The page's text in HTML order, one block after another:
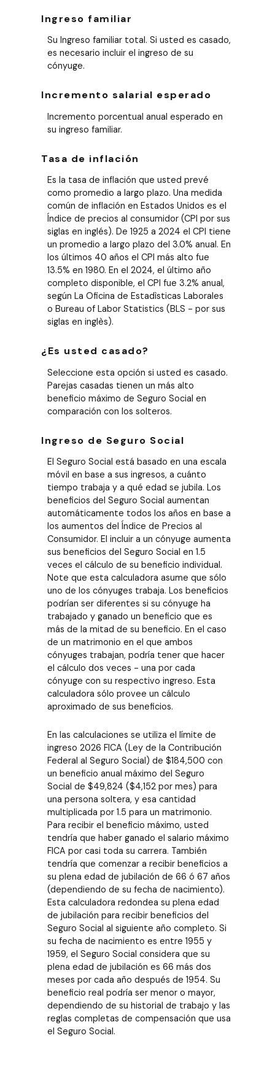
Ingreso familiar
Su Ingreso familiar total. Si usted es casado,
es necesario incluir el ingreso de su
cónyuge.
Incremento salarial esperado
Incremento porcentual anual esperado en
su ingreso familiar.
Tasa de inflación
Es la tasa de inflación que usted prevé
como promedio a largo plazo. Una medida
común de inflación en Estados Unidos es el
Índice de precios al consumidor (CPI por sus
siglas en inglés). De 1925 a 2024 el CPI tiene
un promedio a largo plazo del 3.0% anual. En
los últimos 40 años el CPI más alto fue
13.5% en 1980. En el 2024, el último año
completo disponible, el CPI fue 3.2% anual,
según La Oficina de Estadìsticas Laborales
o Bureau of Labor Statistics (BLS - por sus
siglas en inglès).
¿Es usted casado?
Seleccione esta opción si usted es casado.
Parejas casadas tienen un más alto
beneficio máximo de Seguro Social en
comparación con los solteros.
Ingreso de Seguro Social
El Seguro Social está basado en una escala
móvil en base a sus ingresos, a cuánto
tiempo trabaja y a qué edad se jubila. Los
beneficios del Seguro Social aumentan
automáticamente todos los años en base a
los aumentos del Índice de Precios al
Consumidor. El incluir a un cónyuge aumenta
sus beneficios del Seguro Social en 1.5
veces el cálculo de su beneficio individual.
Note que esta calculadora asume que sólo
uno de los cónyuges trabaja. Los beneficios
podrían ser diferentes si su cónyuge ha
trabajado y ganado un beneficio que es
más de la mitad de su beneficio. En el caso
de un matrimonio en el que ambos
cónyuges trabajan, podría tener que hacer
el cálculo dos veces - una por cada
cónyuge con su respectivo ingreso. Esta
calculadora sólo provee un cálculo
aproximado de sus beneficios.
En las calculaciones se utiliza el límite de
ingreso 2026 FICA (Ley de la Contribución
Federal al Seguro Social) de $184,500 con
un beneficio anual máximo del Seguro
Social de $49,824 ($4,152 por mes) para
una persona soltera, y esa cantidad
multiplicada por 1.5 para un matrimonio.
Para recibir el beneficio máximo, usted
tendría que haber ganado el salario máximo
FICA por casi toda su carrera. También
tendría que comenzar a recibir beneficios a
su plena edad de jubilación de 66 ó 67 años
(dependiendo de su fecha de nacimiento).
Esta calculadora redondea su plena edad
de jubilación para recibir beneficios del
Seguro Social al siguiente año completo. Si
su fecha de nacimiento es entre 1955 y
1959, el Seguro Social considera que su
plena edad de jubilación es 66 más dos
meses por cada año después de 1954. Su
beneficio real podría ser menor o mayor,
dependiendo de su historial de trabajo y las
reglas completas de compensación que usa
el Seguro Social.